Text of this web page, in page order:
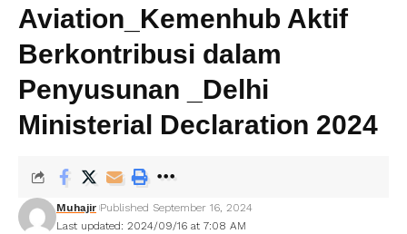
Aviation_Kemenhub Aktif
Berkontribusi dalam
Penyusunan _Delhi
Ministerial Declaration 2024
Last updated: 2024/09/16 at 7:08 AM
Muhajir Published September 16, 2024